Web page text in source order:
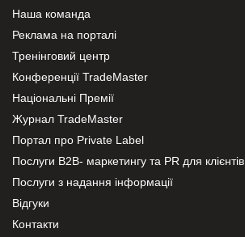
Наша команда
Реклама на порталі
Тренінговий центр
Конференції TradeMaster
Національні Премії
Журнал TradeMaster
Портал про Private Label
Послуги В2В- маркетингу та PR для клієнтів
Послуги з надання інформації
Відгуки
Контакти